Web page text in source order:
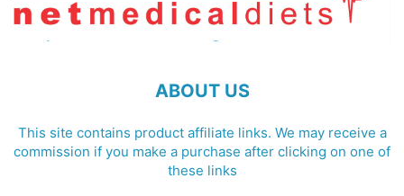
ABOUT US
This site contains product affiliate links. We may receive a
commission if you make a purchase after clicking on one of
these links